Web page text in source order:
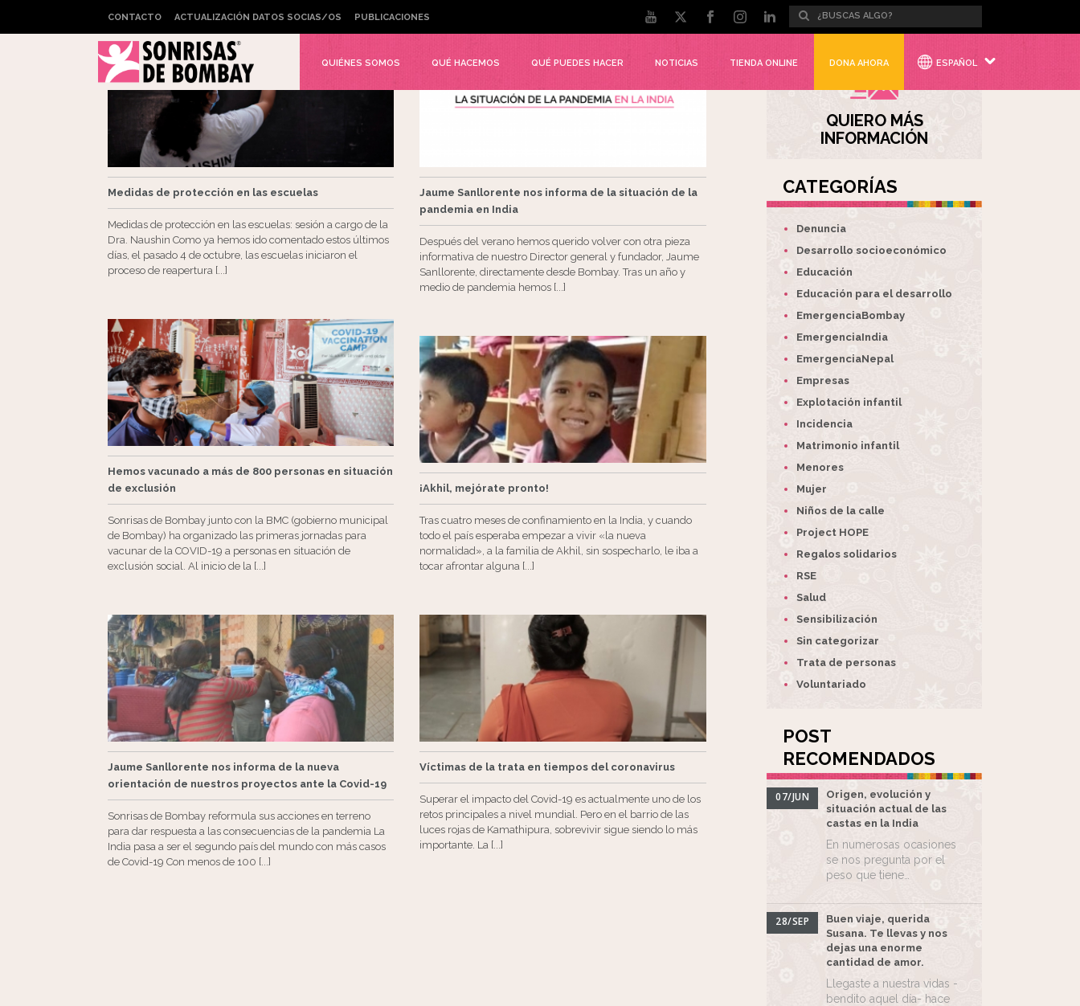
CONTACTO ACTUALIZACIÓN DATOS SOCIAS/OS PUBLICACIONES
QUIÉNES SOMOS QUÉ HACEMOS QUÉ PUEDES HACER NOTICIAS TIENDA ONLINE DONA AHORA ESPAÑOL
Medidas de protección en las escuelas
Medidas de protección en las escuelas: sesión a cargo de la
Dra. Naushin Como ya hemos ido comentado estos últimos
días, el pasado 4 de octubre, las escuelas iniciaron el
proceso de reapertura [...]
Jaume Sanllorente nos informa de la situación de la
pandemia en India
Después del verano hemos querido volver con otra pieza
informativa de nuestro Director general y fundador, Jaume
Sanllorente, directamente desde Bombay. Tras un año y
medio de pandemia hemos [...]
Hemos vacunado a más de 800 personas en situación
de exclusión
Sonrisas de Bombay junto con la BMC (gobierno municipal
de Bombay) ha organizado las primeras jornadas para
vacunar de la COVID-19 a personas en situación de
exclusión social. Al inicio de la [...]
¡Akhil, mejórate pronto!
Tras cuatro meses de confinamiento en la India, y cuando
todo el país esperaba empezar a vivir «la nueva
normalidad», a la familia de Akhil, sin sospecharlo, le iba a
tocar afrontar alguna [...]
Jaume Sanllorente nos informa de la nueva
orientación de nuestros proyectos ante la Covid-19
Sonrisas de Bombay reformula sus acciones en terreno
para dar respuesta a las consecuencias de la pandemia La
India pasa a ser el segundo país del mundo con más casos
de Covid-19 Con menos de 100 [...]
Víctimas de la trata en tiempos del coronavirus
Superar el impacto del Covid-19 es actualmente uno de los
retos principales a nivel mundial. Pero en el barrio de las
luces rojas de Kamathipura, sobrevivir sigue siendo lo más
importante. La [...]
QUIERO MÁS
INFORMACIÓN
CATEGORÍAS
Denuncia
Desarrollo socioeconómico
Educación
Educación para el desarrollo
EmergenciaBombay
EmergenciaIndia
EmergenciaNepal
Empresas
Explotación infantil
Incidencia
Matrimonio infantil
Menores
Mujer
Niños de la calle
Project HOPE
Regalos solidarios
RSE
Salud
Sensibilización
Sin categorizar
Trata de personas
Voluntariado
POST
RECOMENDADOS
07/JUN
Origen, evolución y
situación actual de las
castas en la India
En numerosas ocasiones
se nos pregunta por el
peso que tiene…
28/SEP
Buen viaje, querida
Susana. Te llevas y nos
dejas una enorme
cantidad de amor.
Llegaste a nuestra vidas -
bendito aquel día- hace